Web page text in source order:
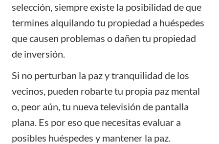
selección, siempre existe la posibilidad de que
termines alquilando tu propiedad a huéspedes
que causen problemas o dañen tu propiedad
de inversión.
Si no perturban la paz y tranquilidad de los
vecinos, pueden robarte tu propia paz mental
o, peor aún, tu nueva televisión de pantalla
plana. Es por eso que necesitas evaluar a
posibles huéspedes y mantener la paz.